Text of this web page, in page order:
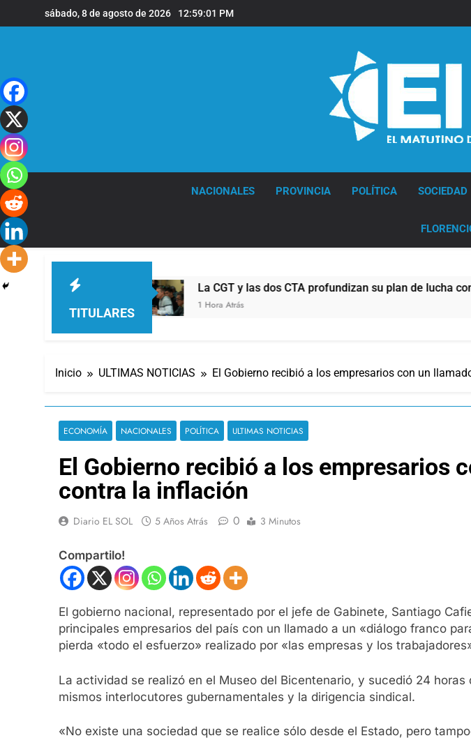
al
sábado, 8 de agosto de 2026 12:59:02 PM
NACIONALES PROVINCIA POLÍTICA SOCIEDAD
TITULARES
sexual La CGT y las dos CTA profundizan su plan de lucha con nuevas
1 Hora Atrás
Inicio ULTIMAS NOTICIAS El Gobierno recibió a los empresarios con un
ECONOMÍA NACIONALES POLÍTICA ULTIMAS NOTICIAS
El Gobierno recibió a los empresarios
contra la inflación
Diario EL SOL 5 Años Atrás 0 3 Minutos
Compartilo!
El gobierno nacional, representado por el jefe de Gabinete, Santiago
principales empresarios del país con un llamado a un «diálogo franco
pierda «todo el esfuerzo» realizado por «las empresas y los
La actividad se realizó en el Museo del Bicentenario, y sucedió 24
mismos interlocutores gubernamentales y la dirigencia sindical.
«No existe una sociedad que se realice sólo desde el Estado, pero